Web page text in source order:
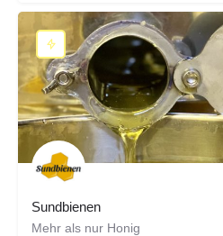
Sundbienen
Mehr als nur Honig